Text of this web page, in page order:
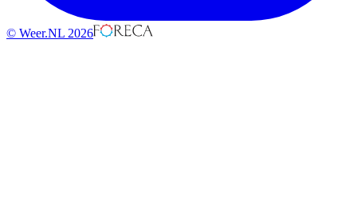
© Weer.NL 2026